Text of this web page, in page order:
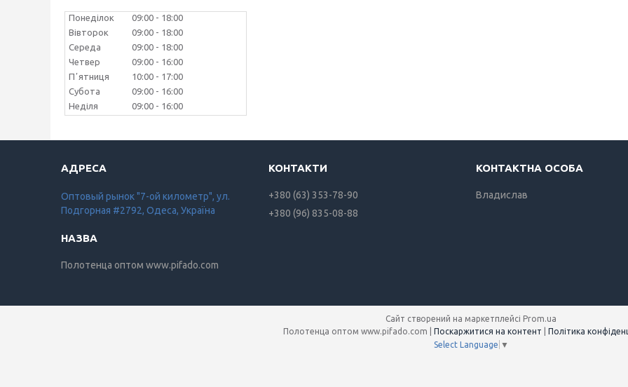
Понеділок 09:00
18:00
Вівторок
09:00
18:00
Середа
09:00
18:00
Четвер
09:00
16:00
Пʼятниця
10:00
17:00
Субота
09:00
16:00
Неділя
09:00 16:00
Оптовый рынок "7-ой километр", ул.
Подгорная #2792, Одеса, Україна
Полотенца оптом www.pifado.com
+380 (63) 353-78-90
+380 (96) 835-08-88
Владислав
Сайт створений на маркетплейсі Prom.ua
Поскаржитися на контент
Політика
Select Language ▼